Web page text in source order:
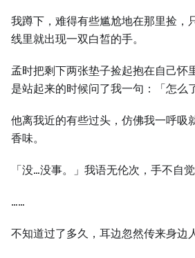
我蹲下，难得有些尴尬地在那里捡，
线里就出现一双白皙的手。
孟时把剩下两张垫子捡起抱在自己怀
是站起来的时候问了我一句：「怎么
他离我近的有些过头，仿佛我一呼吸
香味。
「没…没事。」我语无伦次，手不自
……
不知道过了多久，耳边忽然传来身边